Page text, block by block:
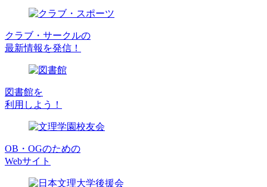
クラブ・サークルの
最新情報を発信！
図書館を
利用しよう！
OB・OGのための
Webサイト